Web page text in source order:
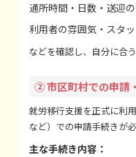
通所時間・日数・送迎
利用者の雰囲気・スタ
などを確認し、自分に合
② 市区町村での申請
就労移行支援を正式に利
など）での申請手続きが必
主な手続き内容：